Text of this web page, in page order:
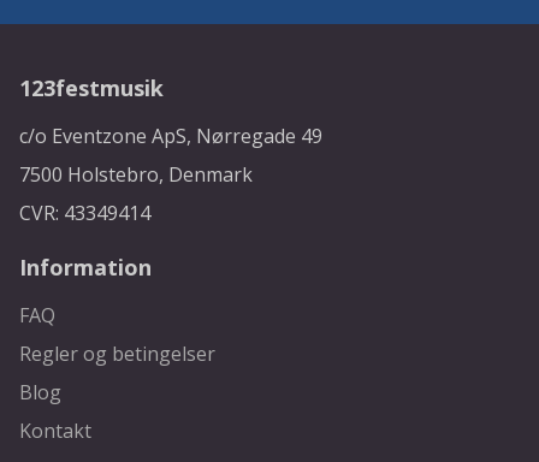
123festmusik
c/o Eventzone ApS, Nørregade 49
7500 Holstebro, Denmark
CVR: 43349414
Information
FAQ
Regler og betingelser
Blog
Kontakt